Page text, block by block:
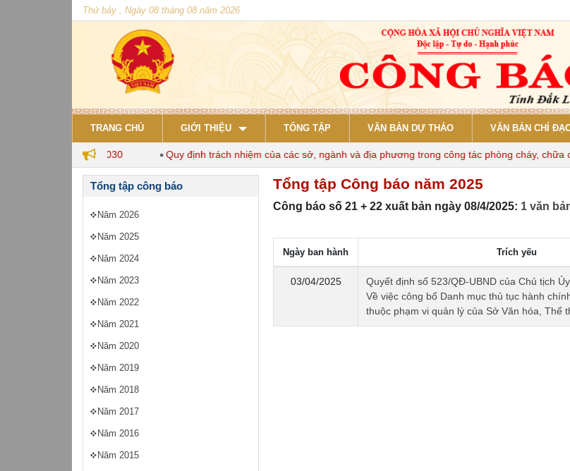
Thứ bảy , Ngày 08 tháng 08 năm 2026
TRANG CHỦ GIỚI THIỆU TỔNG TẬP VĂN BẢN DỰ THẢO VĂN BẢN CHỈ
nuôi đến năm 2030 Quy định trách nhiệm của các sở, ngành và địa phương trong công tác phòng cháy, chữa
Tổng tập công báo
Năm 2026
Năm 2025
Năm 2024
Năm 2023
Năm 2022
Năm 2021
Năm 2020
Năm 2019
Năm 2018
Năm 2017
Năm 2016
Năm 2015
Tổng tập Công báo năm 2025
Công báo số 21 + 22 xuất bản ngày 08/4/2025: 1 văn
Ngày ban hành Trích yếu
03/04/2025
Quyết định số 523/QĐ-UBND của Chủ tịch
Về việc công bố Danh mục thủ tục hành
thuộc phạm vi quản lý của Sở Văn hóa, Thể